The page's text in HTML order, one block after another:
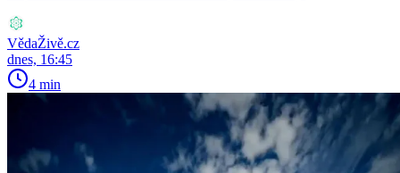
VědaŽivě.cz
dnes, 16:45
4 min